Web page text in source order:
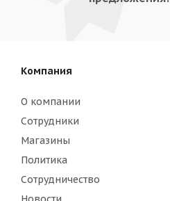
Компания
О компании
Сотрудники
Магазины
Политика
Сотрудничество